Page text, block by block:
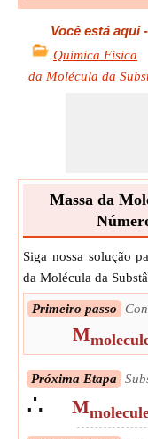
Você está aqui-
Química Física
da Molécula da
Massa da
Siga nossa solução
da Molécula da
Primeiro passo
M
Próxima Etapa
∴ M